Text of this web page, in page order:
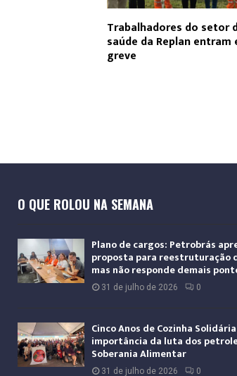
Trabalhadores do setor
saúde da Replan entram
greve
O QUE ROLOU NA SEMANA
Plano de cargos: Petrobrás
proposta para reestruturação
mas não responde demais
31 de julho de 2026 0
Cinco Anos de Cozinha
importância da luta dos
Soberania Alimentar
31 de julho de 2026 0